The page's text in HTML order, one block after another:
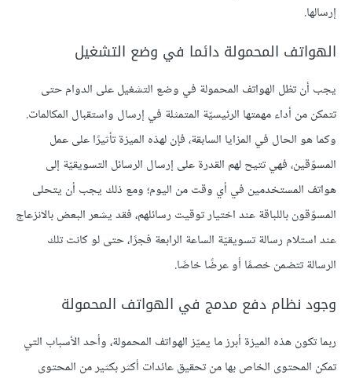
إرسالها.
الهواتف المحمولة دائما في وضع التشغيل
يجب أن تظل الهواتف المحمولة في وضع التشغيل على الدوام حتى
تتمكن من أداء مهمتها الرئيسيّة المتمثلة في إرسال واستقبال المكالمات.
وكما هو الحال في المزايا السابقة، فإن لهذه الميزة تأثيرًا على عمل
المسوّقين، فهي تتيح لهم القدرة على إرسال الرسائل التسويقيّة إلى
هواتف المستخدمين في أي وقت من اليوم؛ ومع ذلك يجب أن يتحلى
المسوّقون باللباقة عند اختيار توقيت رسائلهم، فقد يشعر البعض بالانزعاج
عند استلام رسالة تسويقيّة الساعة الرابعة فجرًا، حتى لو كانت تلك
الرسالة تتضمن خصمًا أو عرضًا خاصًا.
وجود نظام دفع مدمج في الهواتف المحمولة
ربما تكون هذه الميزة أبرز ما يميّز الهواتف المحمولة، وأحد الأسباب التي
تمكن المحتوى الخاص بها من تحقيق عائدات أكثر بكثير من المحتوى